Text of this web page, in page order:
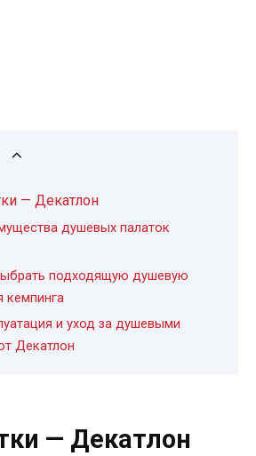
— Декатлон
душевых палаток
подходящую душевую
кемпинга
и уход за душевыми
Декатлон
— Декатлон